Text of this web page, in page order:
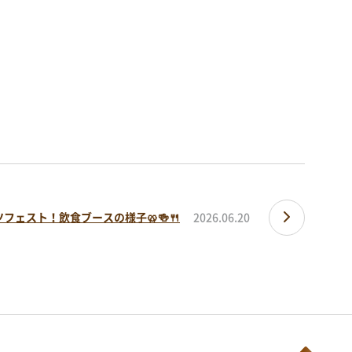
フェスト！飲食ブースの様子🥨🍻🍴 2026.06.20